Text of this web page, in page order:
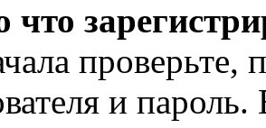
что
проверьте,
и